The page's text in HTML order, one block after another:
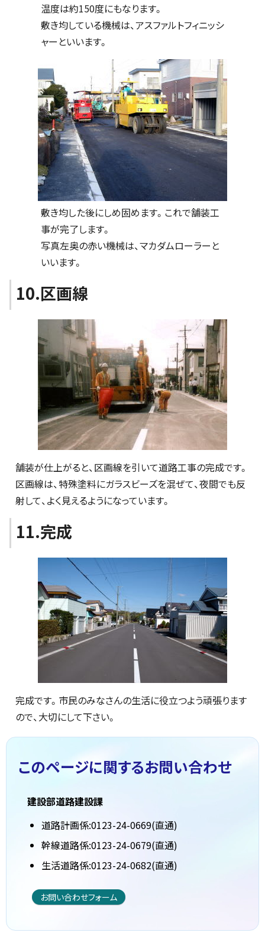
温度は約150度にもなります。
敷き均している機械は、アスファルトフィニッシ
ャーといいます。
敷き均した後にしめ固めます。これで舗装工
事が完了します。
写真左奥の赤い機械は、マカダムローラーと
いいます。
10.区画線
舗装が仕上がると、区画線を引いて道路工事の完成です。
区画線は、特殊塗料にガラスビーズを混ぜて、夜間でも反
射して、よく見えるようになっています。
11.完成
完成です。市民のみなさんの生活に役立つよう頑張ります
ので、大切にして下さい。
このページに関するお問い合わせ
建設部道路建設課
道路計画係:0123-24-0669(直通)
幹線道路係:0123-24-0679(直通)
生活道路係:0123-24-0682(直通)
お問い合わせフォーム